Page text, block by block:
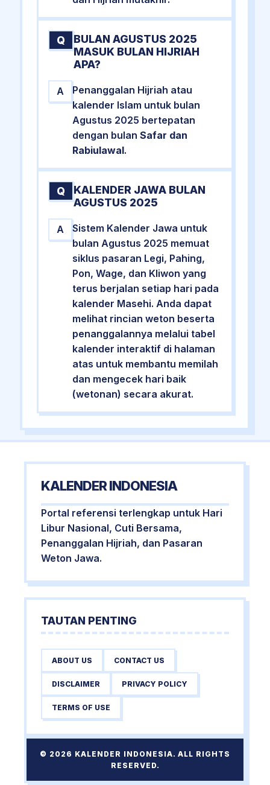
Q
BULAN AGUSTUS 2025
MASUK BULAN HIJRIAH
APA?
A
Penanggalan Hijriah atau
kalender Islam untuk bulan
Agustus 2025 bertepatan
dengan bulan Safar dan
Rabiulawal.
Q
KALENDER JAWA BULAN
AGUSTUS 2025
A
Sistem Kalender Jawa untuk
bulan Agustus 2025 memuat
siklus pasaran Legi, Pahing,
Pon, Wage, dan Kliwon yang
terus berjalan setiap hari pada
kalender Masehi. Anda dapat
melihat rincian weton beserta
penanggalannya melalui tabel
kalender interaktif di halaman
atas untuk membantu memilah
dan mengecek hari baik
(wetonan) secara akurat.
KALENDER INDONESIA
Portal referensi terlengkap untuk Hari
Libur Nasional, Cuti Bersama,
Penanggalan Hijriah, dan Pasaran
Weton Jawa.
TAUTAN PENTING
ABOUT US CONTACT US
DISCLAIMER PRIVACY POLICY
TERMS OF USE
© 2026 KALENDER INDONESIA. ALL RIGHTS
RESERVED.